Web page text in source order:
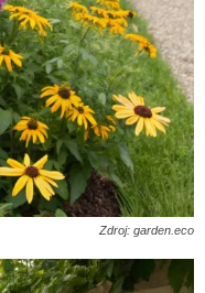
Zdroj: garden.eco